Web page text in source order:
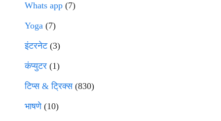
Whats app (7)
Yoga (7)
इंटरनेट(3)
कंप्युटर (1)
टिप्स & ट्रिक्स(830)
भाषणे(10)